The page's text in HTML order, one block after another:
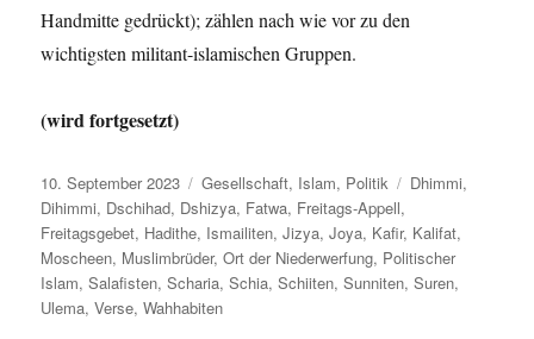
Handmitte gedrückt); zählen nach wie vor zu den
wichtigsten militant-islamischen Gruppen.
(wird fortgesetzt)
Veröffentlicht
am
10. September 2023 Kategorien
Gesellschaft, Islam, Politik Schlagwörter
Dhimmi,
Dihimmi, Dschihad, Dshizya, Fatwa, Freitags-Appell,
Freitagsgebet, Hadithe, Ismailiten,Jizya,Joya, Kafir, Kalifat,
Moscheen, Muslimbrüder,Ort der Niederwerfung, Politischer
Islam,Salafisten,Scharia,Schia,Schiiten,Sunniten,Suren,
Ulema,Verse,Wahhabiten